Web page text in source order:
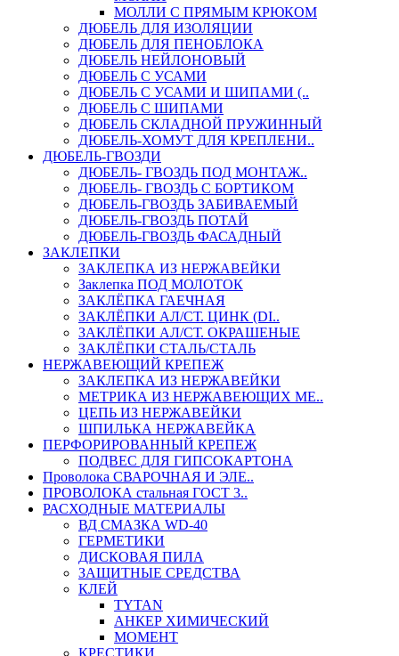
МОЛЛИ С ПРЯМЫМ КРЮКОМ
ДЮБЕЛЬ ДЛЯ ИЗОЛЯЦИИ
ДЮБЕЛЬ ДЛЯ ПЕНОБЛОКА
ДЮБЕЛЬ НЕЙЛОНОВЫЙ
ДЮБЕЛЬ С УСАМИ
ДЮБЕЛЬ С УСАМИ И ШИПАМИ (..
ДЮБЕЛЬ С ШИПАМИ
ДЮБЕЛЬ СКЛАДНОЙ ПРУЖИННЫЙ
ДЮБЕЛЬ-ХОМУТ ДЛЯ КРЕПЛЕНИ..
ДЮБЕЛЬ-ГВОЗДИ
ДЮБЕЛЬ- ГВОЗДЬ ПОД МОНТАЖ..
ДЮБЕЛЬ- ГВОЗДЬ С БОРТИКОМ
ДЮБЕЛЬ-ГВОЗДЬ ЗАБИВАЕМЫЙ
ДЮБЕЛЬ-ГВОЗДЬ ПОТАЙ
ДЮБЕЛЬ-ГВОЗДЬ ФАСАДНЫЙ
ЗАКЛЕПКИ
ЗАКЛЕПКА ИЗ НЕРЖАВЕЙКИ
Заклепка ПОД МОЛОТОК
ЗАКЛЁПКА ГАЕЧНАЯ
ЗАКЛЁПКИ АЛ/СТ. ЦИНК (DI..
ЗАКЛЁПКИ АЛ/СТ. ОКРАШЕНЫЕ
ЗАКЛЁПКИ СТАЛЬ/СТАЛЬ
НЕРЖАВЕЮЩИЙ КРЕПЕЖ
ЗАКЛЕПКА ИЗ НЕРЖАВЕЙКИ
МЕТРИКА ИЗ НЕРЖАВЕЮЩИХ МЕ..
ЦЕПЬ ИЗ НЕРЖАВЕЙКИ
ШПИЛЬКА НЕРЖАВЕЙКА
ПЕРФОРИРОВАННЫЙ КРЕПЕЖ
ПОДВЕС ДЛЯ ГИПСОКАРТОНА
Проволока СВАРОЧНАЯ И ЭЛЕ..
ПРОВОЛОКА стальная ГОСТ 3..
РАСХОДНЫЕ МАТЕРИАЛЫ
ВД СМАЗКА WD-40
ГЕРМЕТИКИ
ДИСКОВАЯ ПИЛА
ЗАЩИТНЫЕ СРЕДСТВА
КЛЕЙ
TYTAN
АНКЕР ХИМИЧЕСКИЙ
МОМЕНТ
КРЕСТИКИ